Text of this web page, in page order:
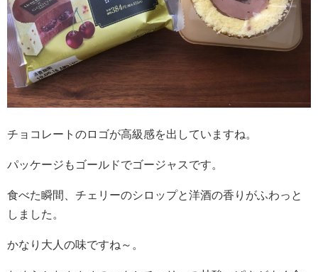
チョコレートのロゴが高級感を出していますね。
パッケージもゴールドでゴージャスです。
食べた瞬間、チェリーのシロップと洋酒の香りがふわっと
しました。
かなり大人の味ですね～。